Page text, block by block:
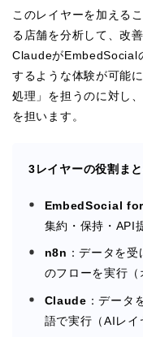
このレイヤーを加える
る店舗を分析して、改
ClaudeがEmbedSocial
するような体験が可能
処理」を担うのに対し
を担います。
3レイヤーの役割ま
EmbedSocial
集約・保持・API
n8n ：データを
のフローを実行（
Claude ：データ
語で実行（AIレイ